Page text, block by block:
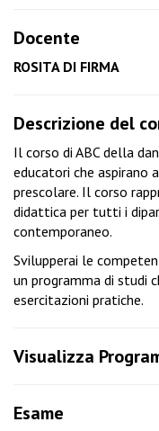
Docente
ROSITA DI FIRMA
Descrizione del
Il corso di ABC della
educatori che aspirano
prescolare. Il corso
didattica per tutti i
contemporaneo.
Svilupperai le
un programma di studi
esercitazioni pratiche.
Visualizza
Esame